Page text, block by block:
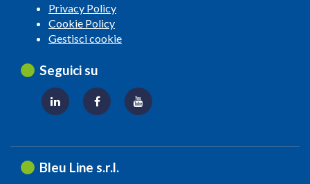
Privacy Policy
Cookie Policy
Gestisci cookie
Seguici su
Bleu Line s.r.l.